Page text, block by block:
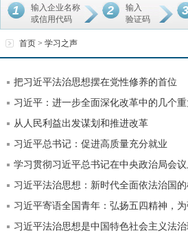
1
输入企业名称
或信用代码
2
输入
验证码
首页 > 学习之声
把习近平法治思想摆在党性修养的首位
习近平：进一步全面深化改革中的几个
从人民利益出发谋划和推进改革
习近平总书记：促进高质量充分就业
学习贯彻习近平总书记在中央政治局会
习近平法治思想：新时代全面依法治国
习近平寄语全国青年：弘扬五四精神，
习近平法治思想是中国特色社会主义法